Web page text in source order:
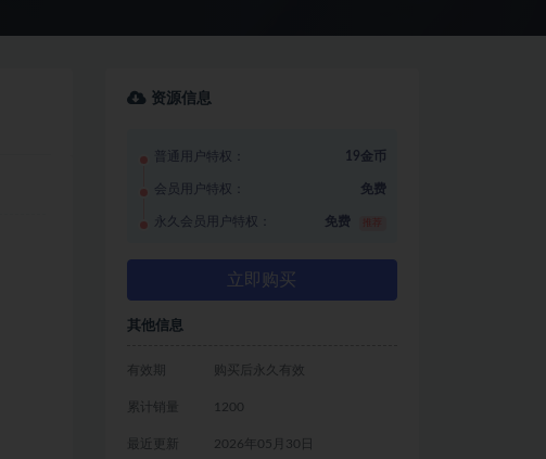
资源信息
普通用户特权： 19金币
会员用户特权： 免费
永久会员用户特权： 免费
立即购买
其他信息
有效期 购买后永久有效
累计销量 1200
最近更新 2026年05月30日